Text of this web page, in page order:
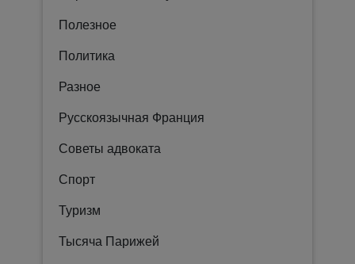
Полезное
Политика
Разное
Русскоязычная Франция
Советы адвоката
Спорт
Туризм
Тысяча Парижей